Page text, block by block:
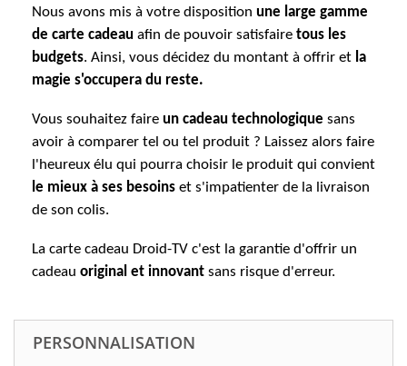
Nous avons mis à votre disposition une large gamme
de carte cadeau afin de pouvoir satisfaire tous les
budgets. Ainsi, vous décidez du montant à offrir et la
magie s'occupera du reste.
Vous souhaitez faire un cadeau technologique sans
avoir à comparer tel ou tel produit ? Laissez alors faire
l'heureux élu qui pourra choisir le produit qui convient
le mieux à ses besoins et s'impatienter de la livraison
de son colis.
La carte cadeau Droid-TV c'est la garantie d'offrir un
cadeau original et innovant sans risque d'erreur.
PERSONNALISATION